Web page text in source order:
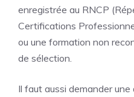
enregistrée au RNCP
Certifications
ou une formation non
de sélection.
Il faut aussi demander une